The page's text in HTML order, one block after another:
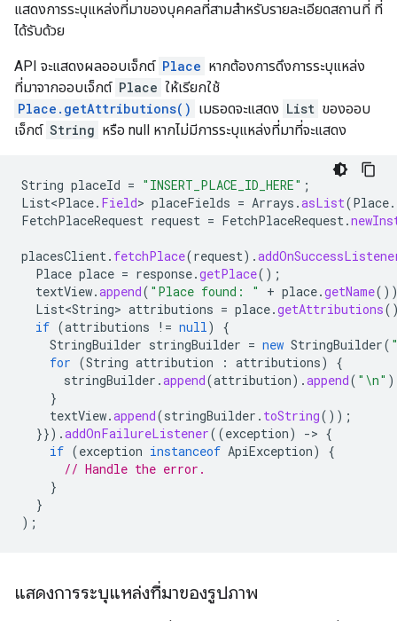
แสดงการระบุแหล่งที่มาของบุคคลที่สามสำหรับรายละเอียดสถานที่ ที่
ได้รับด้วย
API จะแสดงผลออบเจ็กต์ Place หากต้องการดึงการระบุแหล่ง
ที่มาจากออบเจ็กต์ Place ให้เรียกใช้
Place.getAttributions() เมธอดจะแสดง List ของออบ
เจ็กต์ String หรือ null หากไม่มีการระบุแหล่งที่มาที่จะแสดง
String placeId = "INSERT_PLACE_ID_HERE" ;
List<Place. Field> placeFields = Arrays .asList(Place.
FetchPlaceRequest request = FetchPlaceRequest.
placesClient. fetchPlace(request).
Place place = response.getPlace();
textView.append( "Place found: " + place.getName
List<String> attributions = place.getAttributions
if (attributions != null)
{
StringBuilder stringBuilder = new StringBuilder(
for (String attribution : attributions)
{
stringBuilder .append(attribution).append( "\n"
}
textView.append(stringBuilder . toString());
}}).addOnFailureListener((exception) -> {
if (exception instanceof ApiException)
{
// Handle the error.
}
}
);
แสดงการระบุแหล่งที่มาของรูปภาพ